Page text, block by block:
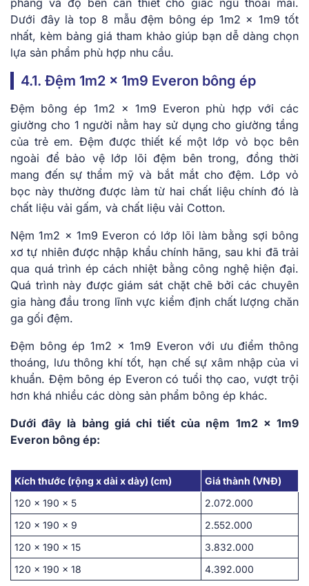
Dưới đây là top 8 mẫu đệm bông ép 1m2 x 1m9 tốt
nhất, kèm bảng giá tham khảo giúp bạn dễ dàng chọn
lựa sản phẩm phù hợp nhu cầu.
4.1. Đệm 1m2 x 1m9 Everon bông ép
Đệm bông ép 1m2 x 1m9 Everon phù hợp với các
giường cho 1 người nằm hay sử dụng cho giường tầng
của trẻ em. Đệm được thiết kế một lớp vỏ bọc bên
ngoài để bảo vệ lớp lõi đệm bên trong, đồng thời
mang đến sự thẩm mỹ và bắt mắt cho đệm. Lớp vỏ
bọc này thường được làm từ hai chất liệu chính đó là
chất liệu vải gấm, và chất liệu vải Cotton.
Nệm 1m2 x 1m9 Everon có lớp lõi làm bằng sợi bông
xơ tự nhiên được nhập khẩu chính hãng, sau khi đã trải
qua quá trình ép cách nhiệt bằng công nghệ hiện đại.
Quá trình này được giám sát chặt chẽ bởi các chuyên
gia hàng đầu trong lĩnh vực kiểm định chất lượng chăn
ga gối đệm.
Đệm bông ép 1m2 x 1m9 Everon với ưu điểm thông
thoáng, lưu thông khí tốt, hạn chế sự xâm nhập của vi
khuẩn. Đệm bông ép Everon có tuổi thọ cao, vượt trội
hơn khá nhiều các dòng sản phẩm bông ép khác.
Dưới đây là bảng giá chi tiết của nệm 1m2 x 1m9
Everon bông ép:
Kích thước (rộng x dài x dày) (cm)
Giá thành (VNĐ)
120 x 190 x 5
2.072.000
120 x 190 x 9
2.552.000
120 x 190 x 15
3.832.000
120 x 190 x 18
4.392.000